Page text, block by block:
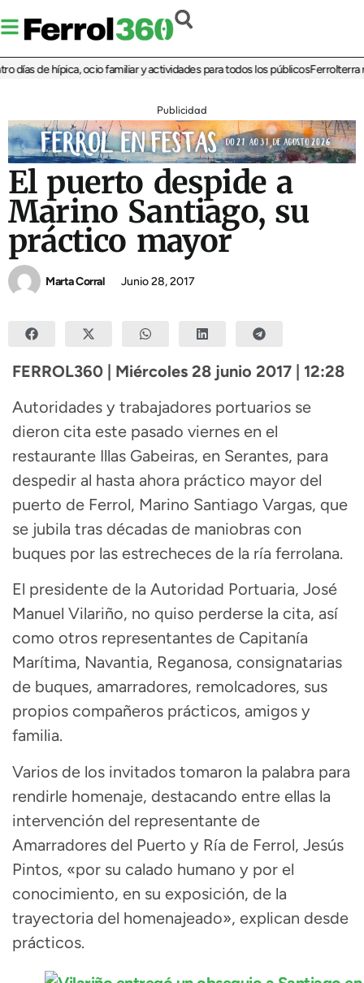
de hípica, ocio familiar y actividades para todos los públicosFerrolterra
Publicidad
El puerto despide a
Marino Santiago, su
práctico mayor
Marta Corral Junio 28, 2017
FERROL360 | Miércoles 28 junio 2017 | 12:28
Autoridades y trabajadores portuarios se
dieron cita este pasado viernes en el
restaurante Illas Gabeiras, en Serantes, para
despedir al hasta ahora práctico mayor del
puerto de Ferrol, Marino Santiago Vargas, que
se jubila tras décadas de maniobras con
buques por las estrecheces de la ría ferrolana.
El presidente de la Autoridad Portuaria, José
Manuel Vilariño, no quiso perderse la cita, así
como otros representantes de Capitanía
Marítima, Navantia, Reganosa, consignatarias
de buques, amarradores, remolcadores, sus
propios compañeros prácticos, amigos y
familia.
Varios de los invitados tomaron la palabra para
rendirle homenaje, destacando entre ellas la
intervención del representante de
Amarradores del Puerto y Ría de Ferrol, Jesús
Pintos, «por su calado humano y por el
conocimiento, en su exposición, de la
trayectoria del homenajeado», explican desde
prácticos.